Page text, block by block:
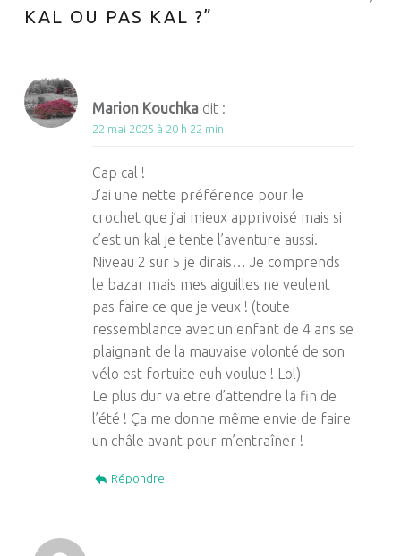
KAL OU PAS KAL ?”
Marion Kouchka dit :
22 mai 2025 à 20 h 22 min
Cap cal !
J’ai une nette préférence pour le
crochet que j’ai mieux apprivoisé mais si
c’est un kal je tente l’aventure aussi.
Niveau 2 sur 5 je dirais… Je comprends
le bazar mais mes aiguilles ne veulent
pas faire ce que je veux ! (toute
ressemblance avec un enfant de 4 ans se
plaignant de la mauvaise volonté de son
vélo est fortuite euh voulue ! Lol)
Le plus dur va etre d’attendre la fin de
l’été ! Ça me donne même envie de faire
un châle avant pour m’entraîner !
Répondre